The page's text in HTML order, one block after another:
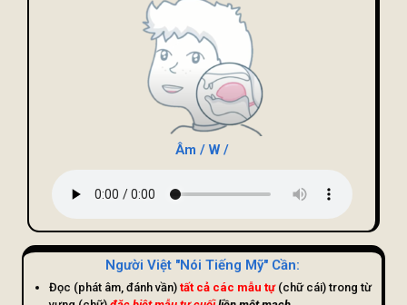
Âm / W /
Người Việt "nói Tiếng Mỹ" Cần:
Đọc (phát âm, đánh vần) tất cả các mẫu tự(chữ cái) trong từ